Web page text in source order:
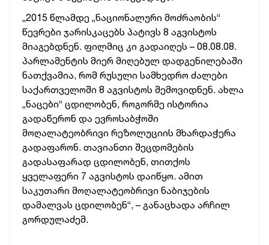
„2015 წლამდე „ნაციონალური მოძრაობის“
წევრები ჯარისკაცებს პატივს 8 აგვისტოს
მიაგებდნენ. ფილმიც კი გადაიღეს – 08.08.08.
პარლამენტის მიერ მიღებულ დადგენილებაში
ნათქვამია, რომ რუსული სამხედრო ძალები
საქართველოში 8 აგვისტოს შემოვიდნენ. ახლა
„ნაცები“ ცდილობენ, როგორმე ისტორია
გადაწერონ და ევროსაბჭოში
მოღალატეობრივი რეზოლუციის მხარდაჭერა
გადაფარონ. თავიანთი შეცდომების
გადასაფარად ცდილობენ, თითქოს
ყველაფერი 7 აგვისტოს დაიწყო. ამით
საკუთარი მოღალატეობრივი ნაბიჯების
დამალვას ცდილობენ“, – განაცხადა არჩილ
გორდულაძემ.